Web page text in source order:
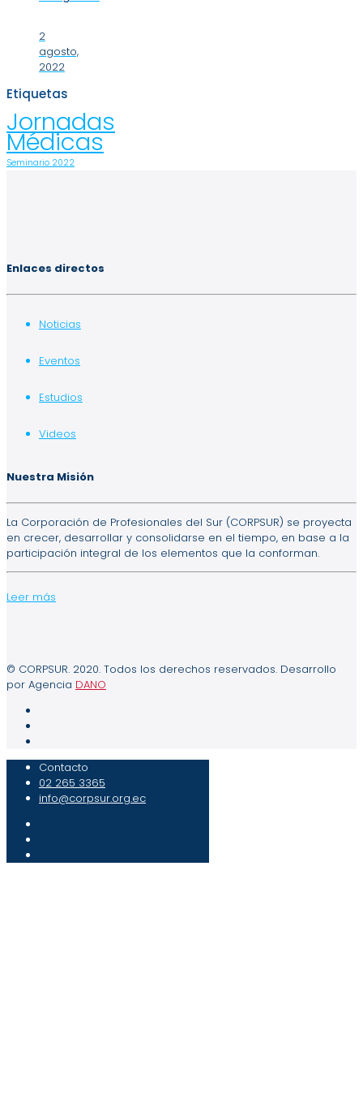
2
agosto,
2022
Etiquetas
Jornadas
Médicas
Seminario 2022
Enlaces directos
Noticias
Eventos
Estudios
Videos
Nuestra Misión
La Corporación de Profesionales del Sur (CORPSUR) se proyecta
en crecer, desarrollar y consolidarse en el tiempo, en base a la
participación integral de los elementos que la conforman.
Leer más
© CORPSUR. 2020. Todos los derechos reservados. Desarrollo
por Agencia DANO
Contacto
02 265 3365
info@corpsur.org.ec